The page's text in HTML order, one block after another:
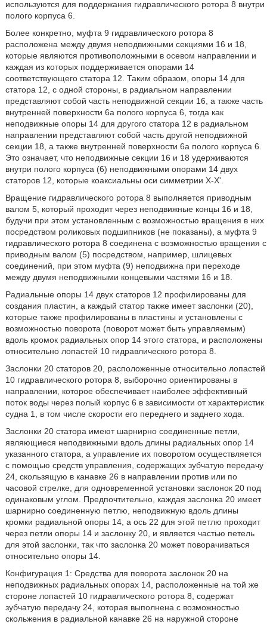
используются для поддержания гидравлического ротора 8 внутри
полого корпуса 6.
Более конкретно, муфта 9 гидравлического ротора 8
расположена между двумя неподвижными секциями 16 и 18,
которые являются противоположными в осевом направлении и
каждая из которых поддерживается опорами 14
соответствующего статора 12. Таким образом, опоры 14 для
статора 12, с одной стороны, в радиальном направлении
представляют собой часть неподвижной секции 16, а также часть
внутренней поверхности 6a полого корпуса 6, тогда как
неподвижные опоры 14 для другого статора 12 в радиальном
направлении представляют собой часть другой неподвижной
секции 18, а также внутренней поверхности 6a полого корпуса 6.
Это означает, что неподвижные секции 16 и 18 удерживаются
внутри полого корпуса (6) неподвижными опорами 14 двух
статоров 12, которые коаксиальны оси симметрии X-X'.
Вращение гидравлического ротора 8 выполняется приводным
валом 5, который проходит через неподвижные концы 16 и 18,
будучи при этом установленным с возможностью вращения в них
посредством роликовых подшипников (не показаны), а муфта 9
гидравлического ротора 8 соединена с возможностью вращения с
приводным валом (5) посредством, например, шлицевых
соединений, при этом муфта (9) неподвижна при переходе
между двумя неподвижными концевыми частями 16 и 18.
Радиальные опоры 14 двух статоров 12 профилированы для
создания пластин, а каждый статор также имеет заслонки (20),
которые также профилированы в пластины и установлены с
возможностью поворота (поворот может быть управляемым)
вдоль кромок радиальных опор 14 этого статора, и расположены
относительно лопастей 10 гидравлического ротора 8.
Заслонки 20 статоров 20, расположенные относительно лопастей
10 гидравлического ротора 8, выборочно ориентированы в
направлении, которое обеспечивает наиболее эффективный
поток воды через полый корпус 6 в зависимости от характеристик
судна 1, в том числе скорости его переднего и заднего хода.
Заслонки 20 статора имеют шарнирно соединенные петли,
являющиеся неподвижными вдоль длины радиальных опор 14
указанного статора, а управление их поворотом осуществляется
с помощью средств управления, содержащих зубчатую передачу
24, скользящую в канавке 26 в направлении против или по
часовой стрелке, для одновременной установки заслонок 20 под
одинаковым углом. Предпочтительно, каждая заслонка 20 имеет
шарнирно соединенную петлю, неподвижную вдоль длины
кромки радиальной опоры 14, а ось 22 для этой петлю проходит
через петли опоры 14 и заслонку 20, и является частью петель
для этой заслонки, так что заслонка 20 может поворачиваться
относительно опоры 14.
Конфигурация 1: Средства для поворота заслонок 20 на
неподвижных радиальных опорах 14, расположенные на той же
стороне лопастей 10 гидравлического ротора 8, содержат
зубчатую передачу 24, которая выполнена с возможностью
скольжения в радиальной канавке 26 на наружной стороне